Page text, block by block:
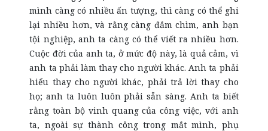
mình càng có nhiều ấn tượng, thì càng có thể ghi
lại nhiều hơn, và rằng càng đắm chìm, anh bạn
tội nghiệp, anh ta càng có thể viết ra nhiều hơn.
Cuộc đời của anh ta, ở mức độ này, là quả cảm, vì
anh ta phải làm thay cho người khác. Anh ta phải
hiểu thay cho người khác, phải trả lời thay cho
họ; anh ta luôn luôn phải sẵn sàng. Anh ta biết
rằng toàn bộ vinh quang của công việc, với anh
ta, ngoài sự thành công trong mắt mình, phụ